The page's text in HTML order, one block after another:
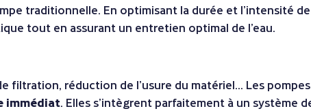
traditionnelle. En optimisant la durée et l’intensité de
tout en assurant un entretien optimal de l’eau.
filtration, réduction de l’usure du matériel… Les
immédiat. Elles s’intègrent parfaitement à un système